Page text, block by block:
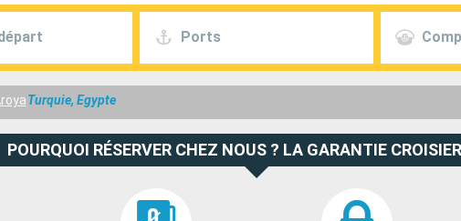
Ports
Turquie, Egypte
POURQUOI RÉSERVER CHEZ NOUS ? LA GARANTIE